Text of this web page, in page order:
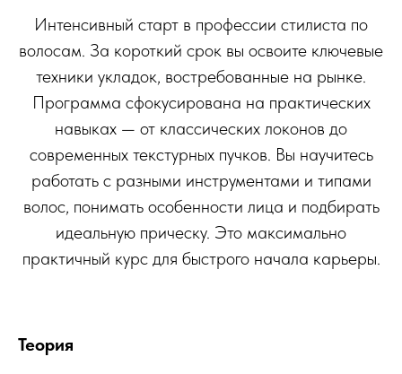
Интенсивный старт в профессии стилиста по
волосам. За короткий срок вы освоите ключевые
техники укладок, востребованные на рынке.
Программа сфокусирована на практических
навыках — от классических локонов до
современных текстурных пучков. Вы научитесь
работать с разными инструментами и типами
волос, понимать особенности лица и подбирать
идеальную прическу. Это максимально
практичный курс для быстрого начала карьеры.
Теория